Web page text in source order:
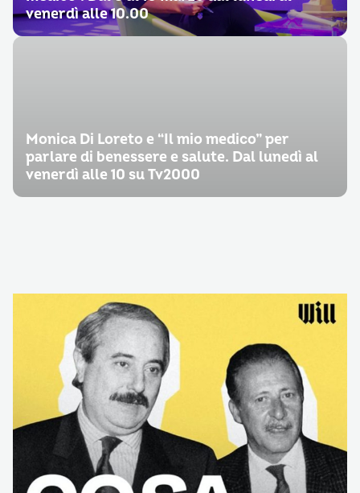
venerdì alle 10.00
Monica Di Loreto e “Il mio medico” per
parlare di benessere e salute. Dal lunedì al
venerdì alle 10 su Tv2000